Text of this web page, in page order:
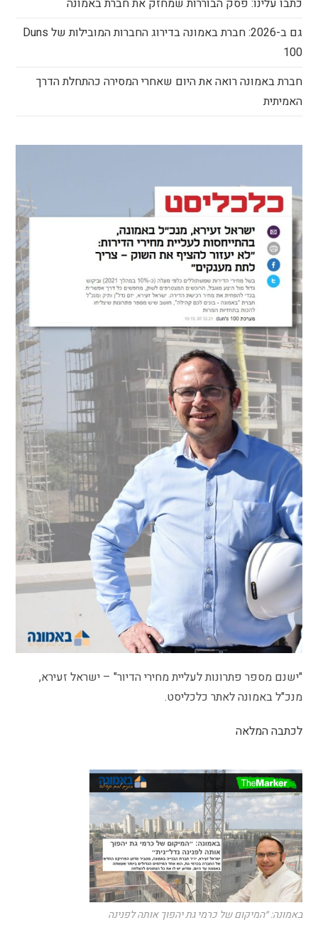
גם ב-2026: חברת באמונה בדירוג החברות המובילות של Duns
100
חברת באמונה רואה את היום שאחרי המסירה כהתחלת הדרך
האמיתית
"ישנם מספר פתרונות לעליית מחירי הדיור" – ישראל זעירא,
מנכ"ל באמונה לאתר כלכליסט.
לכתבה המלאה
באמונה: ״המיקום של כרמי גת יהפוך אותה לפנינה